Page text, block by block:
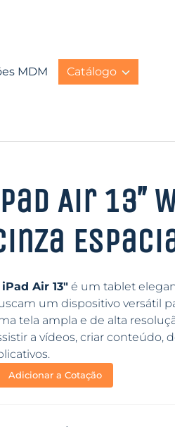
MDM Catálogo
Air 13″
iPad Air 13″é um tablet
um dispositivo versátil
tela ampla e de alta
a vídeos, criar conteúdo,
Adicionar a Cotação